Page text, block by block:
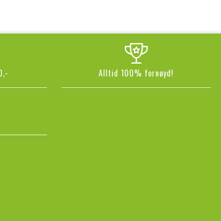
Alltid 100% fornøyd!